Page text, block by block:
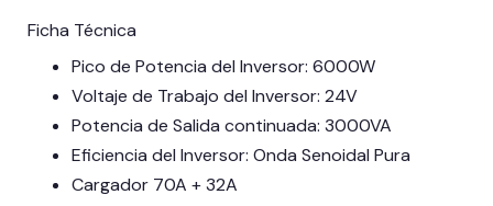
Ficha Técnica
Pico de Potencia del Inversor: 6000W
Voltaje de Trabajo del Inversor: 24V
Potencia de Salida continuada: 3000VA
Eficiencia del Inversor: Onda Senoidal Pura
Cargador 70A + 32A